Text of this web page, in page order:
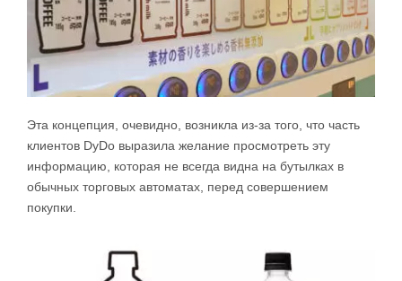
Эта концепция, очевидно, возникла из-за того, что часть
клиентов DyDo выразила желание просмотреть эту
информацию, которая не всегда видна на бутылках в
обычных торговых автоматах, перед совершением
покупки.